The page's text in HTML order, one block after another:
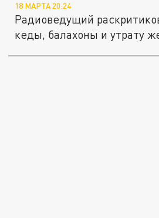
18 МАРТА 20:24
Радиоведущий
кеды, балахоны и утрату